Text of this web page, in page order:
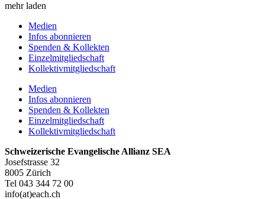
mehr laden
Medien
Infos abonnieren
Spenden & Kollekten
Einzelmitgliedschaft
Kollektivmitgliedschaft
Medien
Infos abonnieren
Spenden & Kollekten
Einzelmitgliedschaft
Kollektivmitgliedschaft
Schweizerische Evangelische Allianz SEA
Josefstrasse 32
8005 Zürich
Tel 043 344 72 00
info(at)each.ch